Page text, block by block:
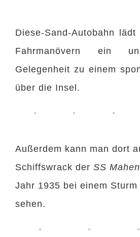
Diese-Sand-Autobahn
Fahrmanövern ein
Gelegenheit zu einem
über die Insel.
Außerdem kann man dort
Schiffswrack der SS
Jahr 1935 bei einem Sturm
sehen.